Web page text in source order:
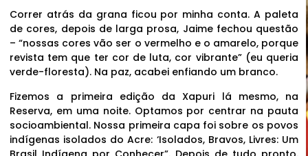
Correr atrás da grana ficou por minha conta. A paleta
de cores, depois de larga prosa, Jaime fechou questão
– “nossas cores vão ser o vermelho e o amarelo, porque
revista tem que ter cor de luta, cor vibrante” (eu queria
verde-floresta). Na paz, acabei enfiando um branco.
Fizemos a primeira edição da Xapuri lá mesmo, na
Reserva, em uma noite. Optamos por centrar na pauta
socioambiental. Nossa primeira capa foi sobre os povos
indígenas isolados do Acre: ‘Isolados, Bravos, Livres: Um